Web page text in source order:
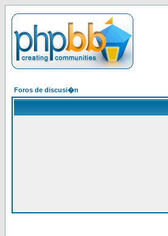
Foros de discusi�n